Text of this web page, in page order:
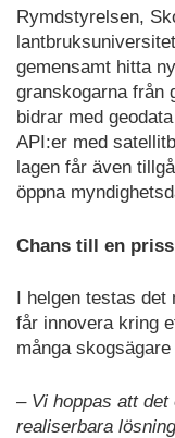
Rymdstyrelsen,
gemensamt hitta
granskogarna från
bidrar med
API:er med
lagen får även
öppna
Chans till en
I helgen testas
får innovera kring
många
– Vi hoppas att
realiserbara